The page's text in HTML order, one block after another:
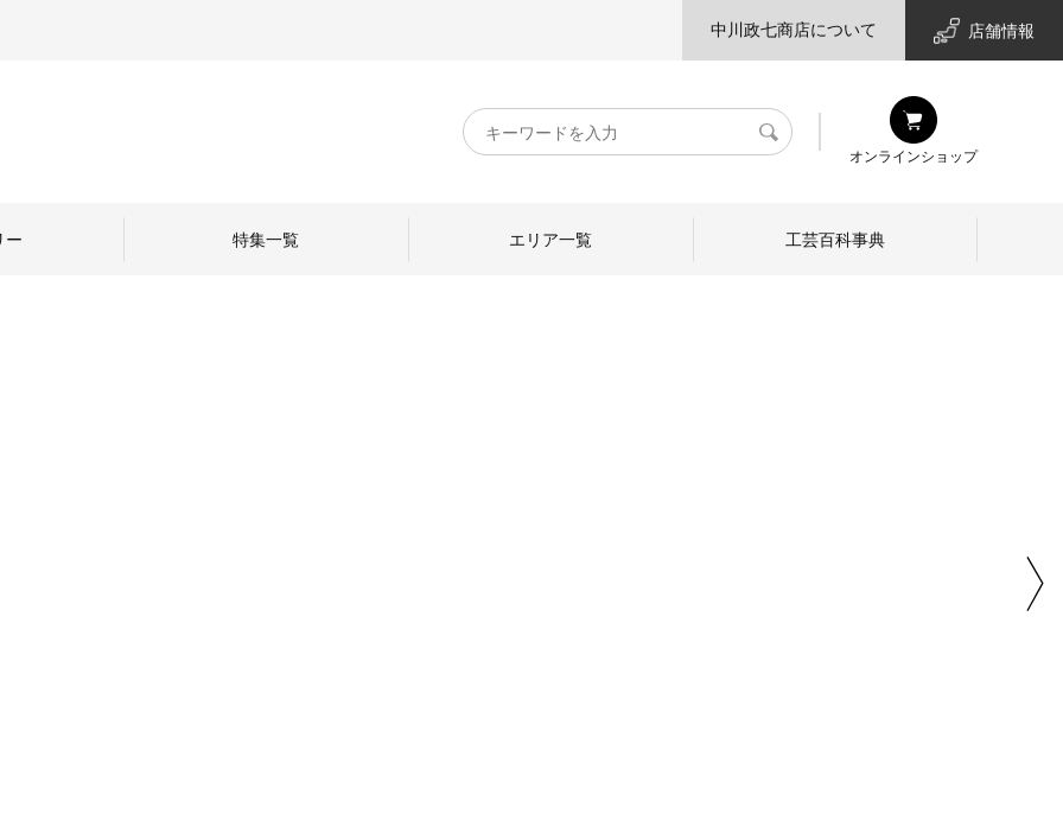
中川政七商店について 店舗情報
キ
ー
検
オンラインショップ
ー 特集一覧 エリア一覧 工芸百科事典